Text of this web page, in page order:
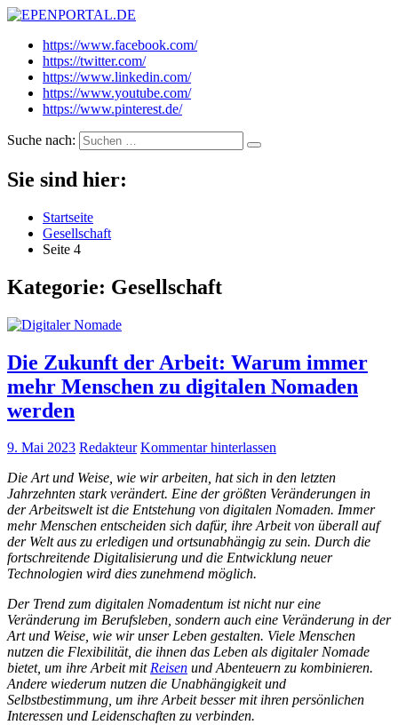
EPENPORTAL.DE
Epische News aus Politik, Finanzen & Gesellschaft
https://www.facebook.com/
https://twitter.com/
https://www.linkedin.com/
https://www.youtube.com/
https://www.pinterest.de/
Suche nach:
Sie sind hier:
Startseite
Gesellschaft
Seite 4
Kategorie: Gesellschaft
Die Zukunft der Arbeit: Warum immer
mehr Menschen zu digitalen Nomaden
werden
9. Mai 2023 Redakteur Kommentar hinterlassen
Die Art und Weise, wie wir arbeiten, hat sich in den letzten
Jahrzehnten stark verändert. Eine der größten Veränderungen in
der Arbeitswelt ist die Entstehung von digitalen Nomaden. Immer
mehr Menschen entscheiden sich dafür, ihre Arbeit von überall auf
der Welt aus zu erledigen und ortsunabhängig zu sein. Durch die
fortschreitende Digitalisierung und die Entwicklung neuer
Technologien wird dies zunehmend möglich.
Der Trend zum digitalen Nomadentum ist nicht nur eine
Veränderung im Berufsleben, sondern auch eine Veränderung in der
Art und Weise, wie wir unser Leben gestalten. Viele Menschen
nutzen die Flexibilität, die ihnen das Leben als digitaler Nomade
bietet, um ihre Arbeit mitReisen und Abenteuern zu kombinieren.
Andere wiederum nutzen die Unabhängigkeit und
Selbstbestimmung, um ihre Arbeit besser mit ihren persönlichen
Interessen und Leidenschaften zu verbinden.